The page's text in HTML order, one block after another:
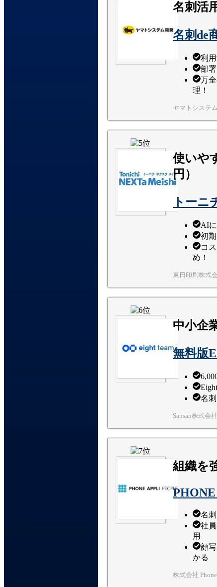
名刺活
名刺de
利
部
万
理！
ヤマトシステ
使いや
円）
トーニ
AI
初
コ
め！
東日印刷株式
中小企
無料版
名
Sansan株式会社
組織を
名
社
用
顔
かる
株式会社